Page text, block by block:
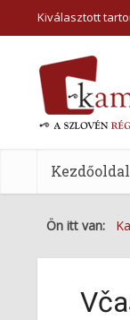
Kiválasztott
Kezdőoldal
Ön itt van: